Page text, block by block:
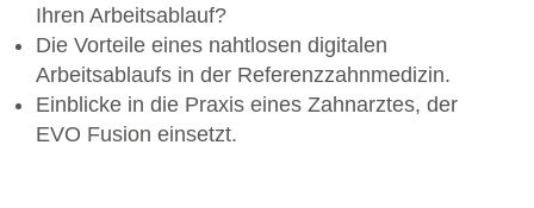
Ihren Arbeitsablauf?
Die Vorteile eines nahtlosen digitalen
Arbeitsablaufs in der Referenzzahnmedizin.
Einblicke in die Praxis eines Zahnarztes, der
EVO Fusion einsetzt.